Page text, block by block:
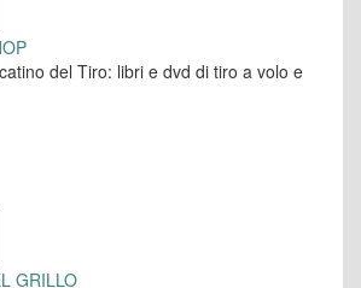
del Tiro: libri e dvd di tiro a volo e
GRILLO